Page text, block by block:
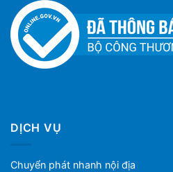
DỊCH VỤ
Chuyển phát nhanh nội địa